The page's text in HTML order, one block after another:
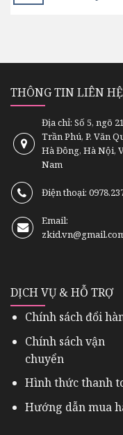
THÔNG TIN LIÊN HỆ
Địa chỉ: Số 5, ngõ
Trần Phú, P. Văn
Hà Đông, Hà Nội,
Nam
Điện thoại:
Email:
DỊCH VỤ & HỖ TRỢ
Chính sách đổi
Chính sách vận
chuyển
Hình thức thanh
Hướng dẫn mua